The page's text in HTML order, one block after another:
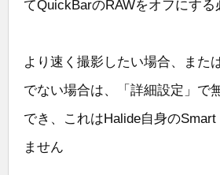
てQuickBarのRAWをオフにする
より速く撮影したい場合、また
でない場合は、「詳細設定」で
でき、これはHalide自身のSmart
ません